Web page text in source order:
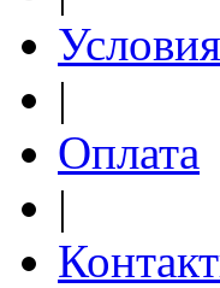
|
Оплата
|